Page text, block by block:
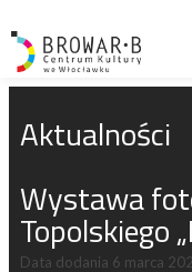
Aktualności
Wystawa
Topolskiego
Data dodania 6 marca